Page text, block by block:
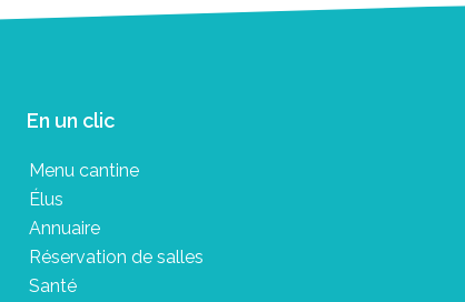
En un clic
Menu cantine
Élus
Annuaire
Réservation de salles
Santé